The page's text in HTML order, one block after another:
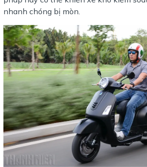
nhanh chóng bị mòn.